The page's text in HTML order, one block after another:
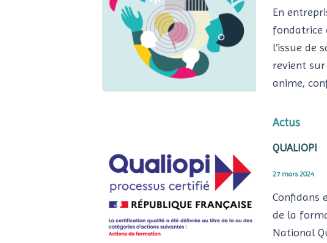
En
fondatrice
l’issue de
revient
anime,
Actus
QUALIOPI
27 mars 2024
Confidans
de la
National